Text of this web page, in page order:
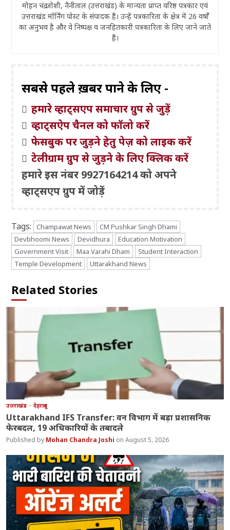
मोहन चंद्र जोशी, नैनीताल (उत्तराखंड) के मान्यता प्राप्त वरिष्ठ पत्रकार एवं
उत्तराखंड मॉर्निंग पोस्ट के संपादक हैं। उन्हें पत्रकारिता के क्षेत्र में 26 वर्षों
का अनुभव है और वे निष्पक्ष व जनहितकारी पत्रकारिता के लिए जाने जाते
हैं।
सबसे पहले ख़बरें पाने के लिए -
हमारे व्हाट्सएप समाचार ग्रुप से जुड़ें
व्हाट्सऐप चैनल को फॉलो करें
फेसबुक पर जुड़ने हेतु पेज़ को लाइक करें
टेलीग्राम ग्रुप से जुड़ने के लिए क्लिक करें
हमारे इस नंबर 9927164214 को अपने
व्हाट्सएप ग्रुप में जोड़ें
Tags: Champawat News
CM Pushkar Singh Dhami
Devbhoomi News
Devidhura
Education Motivation
Government Visit
Maa Varahi Dham
Student Interaction
Temple Development
Uttarakhand News
Related Stories
उत्तराखंड देहरादून
Uttarakhand IFS Transfer: वन विभाग में बड़ा प्रशासनिक
फेरबदल, 19 अधिकारियों के तबादले
Mohan Chandra Joshi August 5, 2026